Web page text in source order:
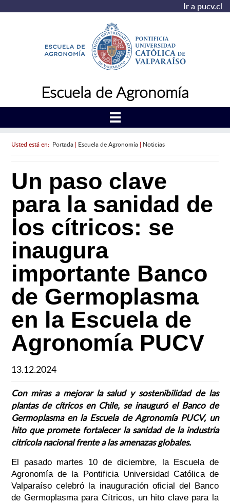
Ir a pucv.cl
Escuela de Agronomía
Usted está en: Portada| Escuela de Agronomía| Noticias
Un paso clave
para la sanidad de
los cítricos: se
inaugura
importante Banco
de Germoplasma
en la Escuela de
Agronomía PUCV
13.12.2024
Con miras a mejorar la salud y sostenibilidad de las
plantas de cítricos en Chile, se inauguró el Banco de
Germoplasma en la Escuela de Agronomía PUCV, un
hito que promete fortalecer la sanidad de la industria
citrícola nacional frente a las amenazas globales.
El pasado martes 10 de diciembre, la Escuela de
Agronomía de la Pontificia Universidad Católica de
Valparaíso celebró la inauguración oficial del Banco
de Germoplasma para Cítricos, un hito clave para la